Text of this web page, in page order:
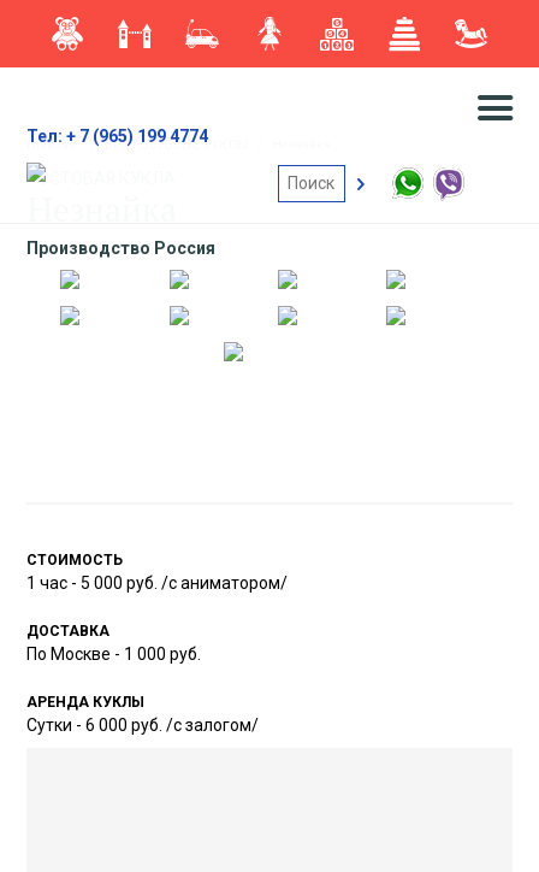
Тел: + 7 (965) 199 4774
Главная / ВСЕ РОСТОВЫЕ КУКЛЫ
РОСТОВАЯ КУКЛА
Производство Россия
СТОИМОСТЬ
1 час - 5 000 руб. /с аниматором/
ДОСТАВКА
По Москве - 1 000 руб.
АРЕНДА КУКЛЫ
Сутки - 6 000 руб. /с залогом/